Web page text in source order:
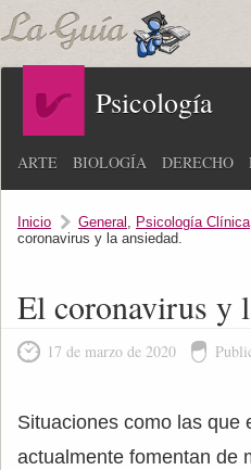
Psicología
ARTE BIOLOGÍA DERECHO
Inicio General , Psicología Clínica
coronavirus y la ansiedad.
El coronavirus y
17 de marzo de 2020
Situaciones como las que
actualmente fomentan de